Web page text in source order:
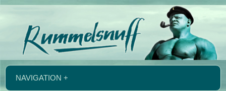
NAVIGATION +